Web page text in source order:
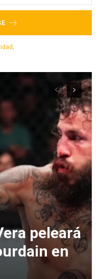
.
peleará
en